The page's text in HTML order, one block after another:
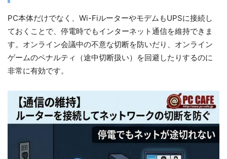
PC本体だけでなく、Wi-FiルーターやモデムもUPSに接続し
ておくことで、停電時でもインターネット通信を維持できま
す。オンライン会議中の不意な切断を防いだり、オンライン
ゲームのペナルティ（途中切断扱い）を回避したりするのに
非常に有効です。